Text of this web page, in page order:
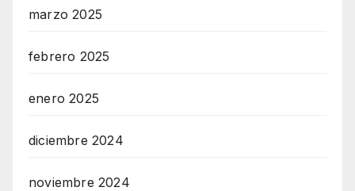
marzo 2025
febrero 2025
enero 2025
diciembre 2024
noviembre 2024